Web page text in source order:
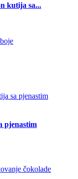
kutija sa...
pjenastim